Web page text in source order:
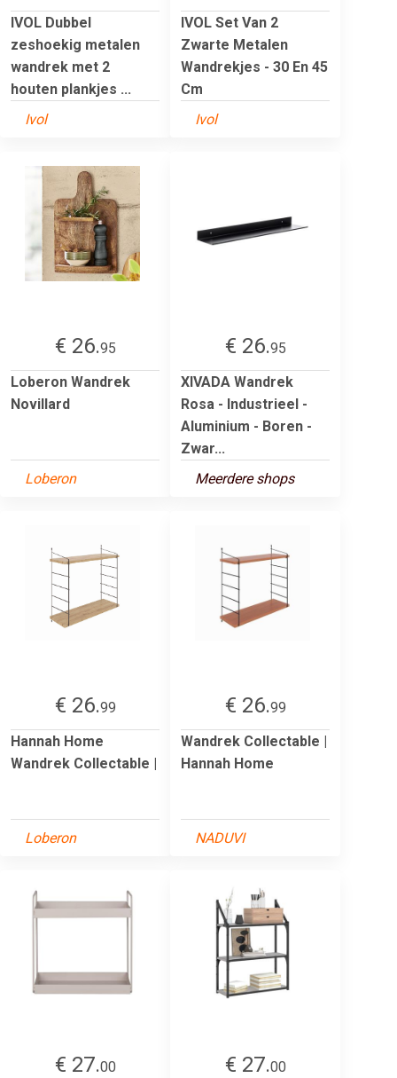
IVOL Dubbel
zeshoekig metalen
wandrek met 2
houten plankjes ...
Ivol
IVOL Set Van 2
Zwarte Metalen
Wandrekjes - 30 En 45
Cm
Ivol
€ 26.95
Loberon Wandrek
Novillard
Loberon
€ 26.95
XIVADA Wandrek
Rosa - Industrieel -
Aluminium - Boren -
Zwar...
Meerdere shops
€ 26.99
Hannah Home
Wandrek Collectable |
Loberon
€ 26.99
Wandrek Collectable |
Hannah Home
NADUVI
€ 27.00 € 27.00